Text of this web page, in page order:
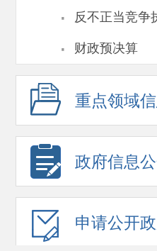
· 反不正当竞争
· 财政预决算
重点领域
政府信息
申请公开